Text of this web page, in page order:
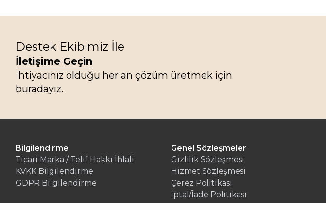
Destek Ekibimiz İle
İletişime Geçin
İhtiyacınız olduğu her an çözüm üretmek için
buradayız.
Bilgilendirme
Ticari Marka / Telif Hakkı İhlali
KVKK Bilgilendirme
GDPR Bilgilendirme
Genel Sözleşmeler
Gizlilik Sözleşmesi
Hizmet Sözleşmesi
Çerez Politikası
İptal/İade Politikası